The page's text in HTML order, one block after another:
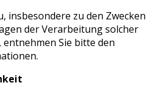
insbesondere zu den Zwecken
der Verarbeitung solcher
Sie bitte den